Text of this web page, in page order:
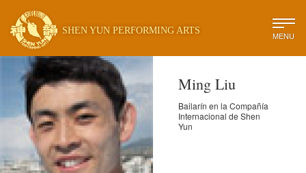
SHEN YUN PERFORMING ARTS MENU
Ming Liu
Bailarín en la Compañía
Internacional de Shen
Yun